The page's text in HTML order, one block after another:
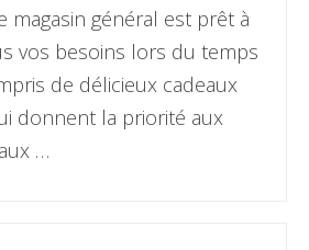
magasin général est prêt à
vos besoins lors du temps
de délicieux cadeaux
donnent la priorité aux
…